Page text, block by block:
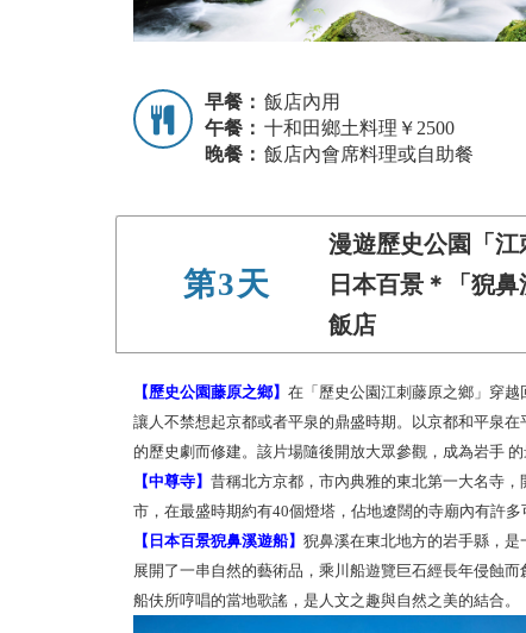
早餐： 飯店內用
午餐： 十和田鄉土料理￥2500
晚餐： 飯店內會席料理或自助餐
第3天
漫遊歷史公園「
日本百景＊「猊
飯店
【歷史公園藤原之鄉】 在「歷史公園江刺藤原之鄉」穿
讓人不禁想起京都或者平泉的鼎盛時期。以京都和平泉
的歷史劇而修建。該片場隨後開放大眾參觀，成為岩手 的
【中尊寺】 昔稱北方京都，市內典雅的東北第一大名寺
市，在最盛時期約有40個燈塔，佔地遼闊的寺廟內有許多
【日本百景猊鼻溪遊船】 猊鼻溪在東北地方的岩手縣，
展開了一串自然的藝術品，乘川船遊覽巨石經長年侵蝕
船伕所哼唱的當地歌謠，是人文之趣與自然之美的結合。